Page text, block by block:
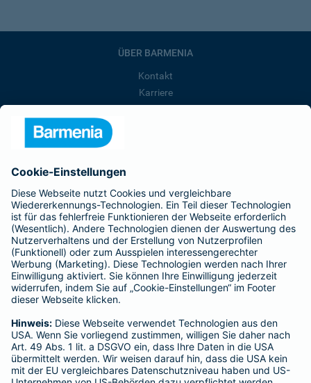
ÜBER BARMENIA
Kontakt
Karriere
Barmenia ist Teil der BarmeniaGothaer
BELIEBTE SEITEN
Kranken-Zusatzversicherung
Tierversicherungen
Haftpflichtversicherung
Hausratversicherung
Adresse ändern
Schaden melden
Kilometerstandsmeldung